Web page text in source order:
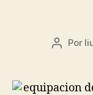
Autor
entrada
Por